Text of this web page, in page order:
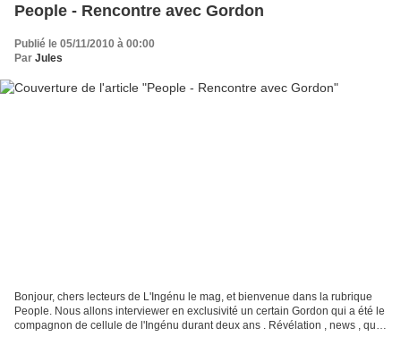
People - Rencontre avec Gordon
Publié le 05/11/2010 à 00:00
Par Jules
Bonjour, chers lecteurs de L'Ingénu le mag, et bienvenue dans la rubrique
People. Nous allons interviewer en exclusivité un certain Gordon qui a été le
compagnon de cellule de l'Ingénu durant deux ans . Révélation , news , que